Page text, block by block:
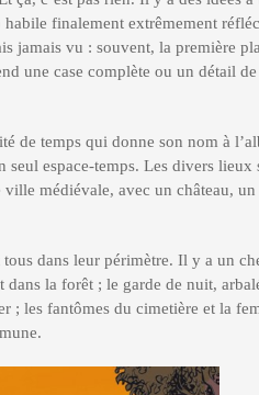
habile finalement extrêmement
jamais vu : souvent, la première
une case complète ou un détail
de temps qui donne son nom à
espace-temps. Les divers lieux
ville médiévale, avec un château,
tous dans leur périmètre. Il y a un
la forêt ; le garde de nuit,
; les fantômes du cimetière et la